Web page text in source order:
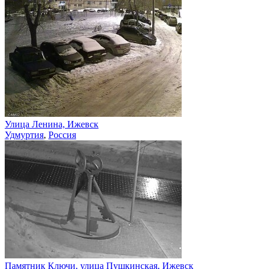
Улица Ленина, Ижевск
Удмуртия, Россия
Памятник Ключи, улица Пушкинская, Ижевск